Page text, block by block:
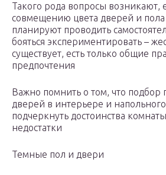
Такого рода вопросы возникают,
совмещению цвета дверей и пола
планируют проводить
бояться экспериментировать –
существует, есть только общие
предпочтения
Важно помнить о том, что подбор
дверей в интерьере и
подчеркнуть достоинства
недостатки
Темные пол и двери